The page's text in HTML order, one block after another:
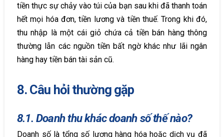
tiền thực sự chảy vào túi của bạn sau khi đã thanh toán
hết mọi hóa đơn, tiền lương và tiền thuế. Trong khi đó,
thu nhập là một cái giỏ chứa cả tiền bán hàng thông
thường lẫn các nguồn tiền bất ngờ khác như lãi ngân
hàng hay tiền bán tài sản cũ.
8. Câu hỏi thường gặp
8.1. Doanh thu khác doanh số thế nào?
Doanh số là tổng số lượng hàng hóa hoặc dịch vụ đã